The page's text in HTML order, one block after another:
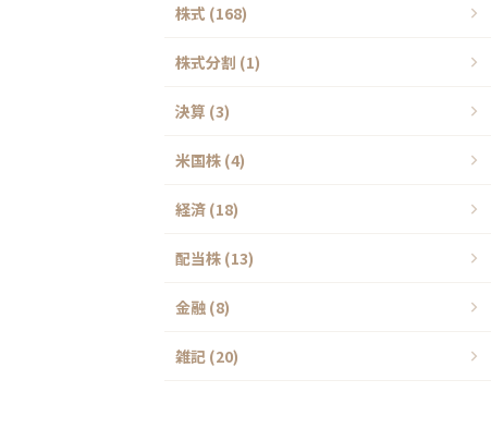
株式 (168)
株式分割 (1)
決算 (3)
米国株 (4)
経済 (18)
配当株 (13)
金融 (8)
雑記 (20)